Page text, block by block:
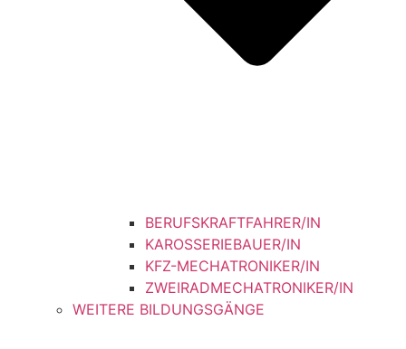
BERUFSKRAFTFAHRER/IN
KAROSSERIEBAUER/IN
KFZ-MECHATRONIKER/IN
ZWEIRADMECHATRONIKER/IN
WEITERE BILDUNGSGÄNGE